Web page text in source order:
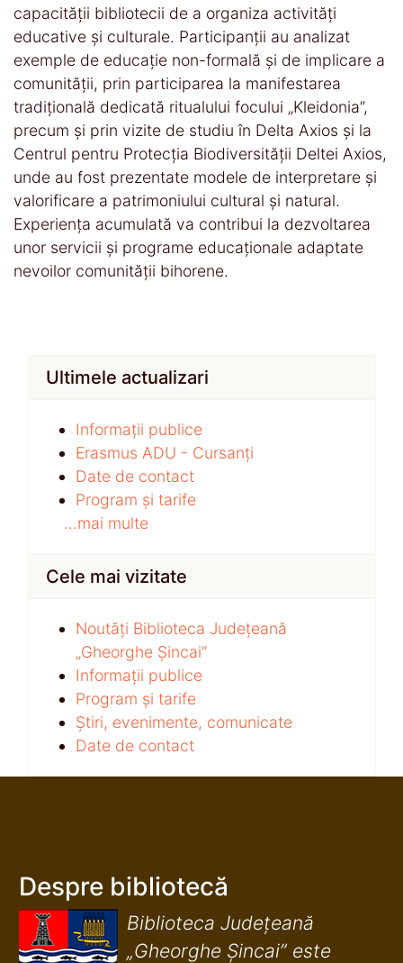
capacității bibliotecii de a organiza activități
educative și culturale. Participanții au analizat
exemple de educație non-formală și de implicare a
comunității, prin participarea la manifestarea
tradițională dedicată ritualului focului „Kleidonia”,
precum și prin vizite de studiu în Delta Axios și la
Centrul pentru Protecția Biodiversității Deltei Axios,
unde au fost prezentate modele de interpretare și
valorificare a patrimoniului cultural și natural.
Experiența acumulată va contribui la dezvoltarea
unor servicii și programe educaționale adaptate
nevoilor comunității bihorene.
Ultimele actualizari
Informații publice
Erasmus ADU - Cursanți
Date de contact
Program și tarife
...mai multe
Cele mai vizitate
Noutăți Biblioteca Județeană
„Gheorghe Șincai”
Informații publice
Program și tarife
Știri, evenimente, comunicate
Date de contact
Despre bibliotecă
Biblioteca Județeană
„Gheorghe Șincai” este